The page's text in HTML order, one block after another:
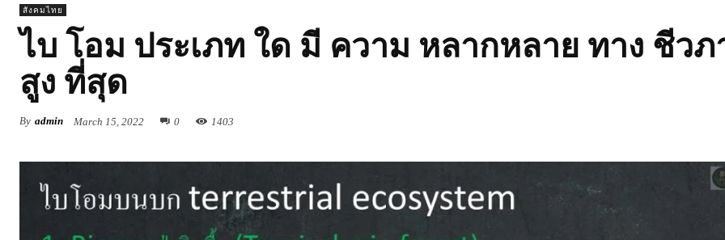
สังคมไทย
ไบ โอม ประเภท ใด มี ความ หลากหลาย ทาง ชีวภ
สูง ที่สุด
By admin March 15, 2022 0 1403